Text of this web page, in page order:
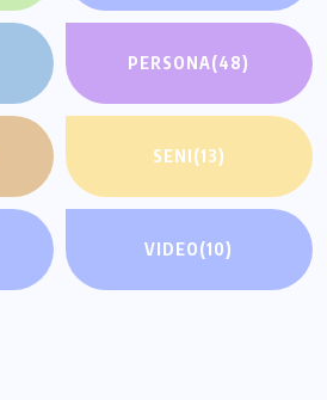
PERSONA(48)
SENI(13)
VIDEO(10)